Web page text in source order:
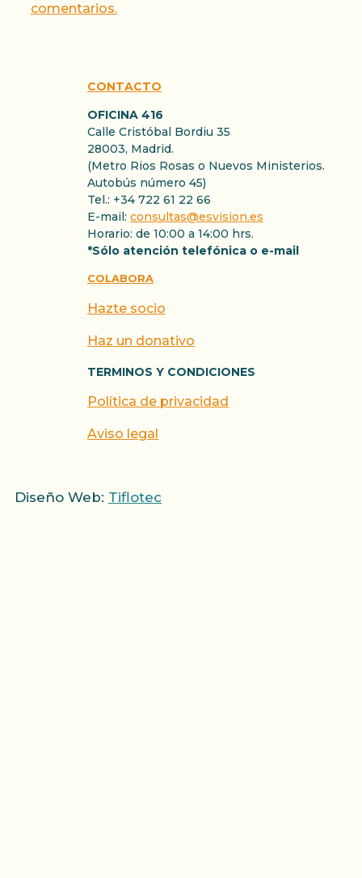
comentarios.
CONTACTO
OFICINA 416
Calle Cristóbal Bordiu 35
28003, Madrid.
(Metro Rios Rosas o Nuevos Ministerios.
Autobús número 45)
Tel.: +34 722 61 22 66
E-mail: consultas@esvision.es
Horario: de 10:00 a 14:00 hrs.
*Sólo atención telefónica o e-mail
COLABORA
Hazte socio
Haz un donativo
TERMINOS Y CONDICIONES
Política de privacidad
Aviso legal
Diseño Web: Tiflotec